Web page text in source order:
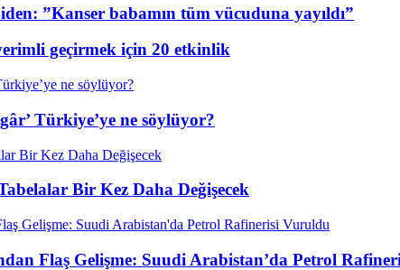
”Kanser babamın tüm vücuduna yayıldı”
geçirmek için 20 etkinlik
Türkiye’ye ne söylüyor?
Bir Kez Daha Değişecek
Flaş Gelişme: Suudi Arabistan’da Petrol